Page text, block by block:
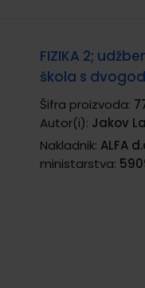
FIZIKA 2;
škola s
Šifra proizvoda:
Autor(i): Jakov
Nakladnik: ALFA
ministarstva: